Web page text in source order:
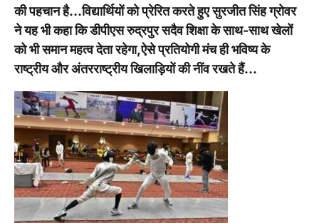
की पहचान है…विद्यार्थियों को प्रेरित करते हुए सुरजीत सिंह ग्रोवर
ने यह भी कहा कि डीपीएस रुद्रपुर सदैव शिक्षा के साथ-साथ खेलों
को भी समान महत्व देता रहेगा,ऐसे प्रतियोगी मंच ही भविष्य के
राष्ट्रीय और अंतरराष्ट्रीय खिलाड़ियों की नींव रखते हैं…